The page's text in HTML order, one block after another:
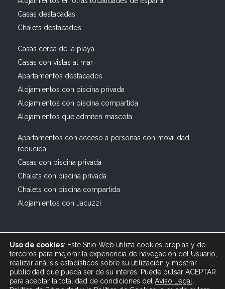
Casas destacadas
Chalets destacados
Casas cerca de la playa
Casas con vistas al mar
Apartamentos destacados
Alojamientos con piscina privada
Alojamientos con piscina compartida
Alojamientos que admiten mascota
Apartamentos con acceso a personas con movilidad
reducida
Casas con piscina privada
Chalets con piscina privada
Chalets con piscina compartida
Alojamientos con Jacuzzi
© 2019 All rights reserved Bagus Vacaciones :: Alquiler
Turístico Vacacional en España, Andalucía, Cádiz ·
Uso de cookies: Este Sitio Web utiliza cookies propias y de
terceros para mejorar la experiencia de navegación del Usuario,
realizar análisis estadísticos sobre su utilización y mostrar
publicidad que pueda ser de su interés. Puede pulsar ACEPTAR
para aceptar la totalidad de condiciones del Aviso Legal